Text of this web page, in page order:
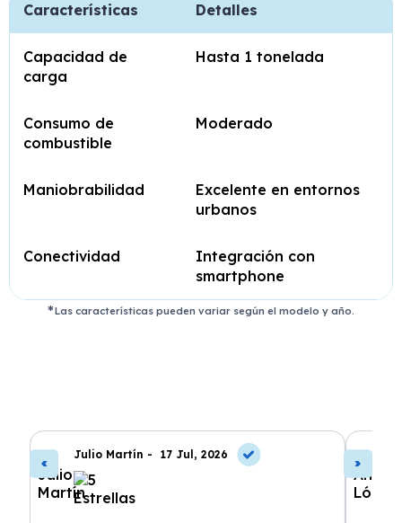
Características Detalles
Capacidad de
carga
Hasta 1 tonelada
Consumo de
combustible
Moderado
Maniobrabilidad
Excelente en entornos
urbanos
Conectividad
Integración con
smartphone
Las características pueden variar según el modelo y año.
Julio Martín - 17 Jul, 2026